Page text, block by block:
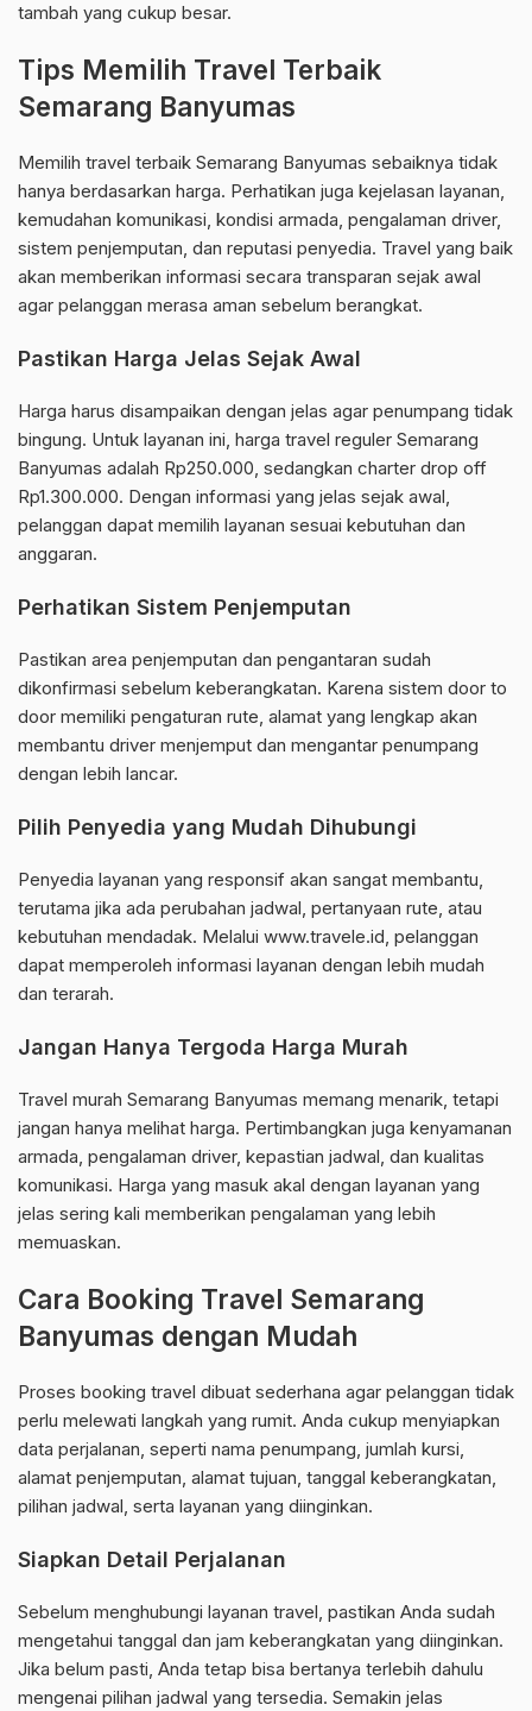
tambah yang cukup besar.
Tips Memilih Travel Terbaik
Semarang Banyumas
Memilih travel terbaik Semarang Banyumas sebaiknya tidak
hanya berdasarkan harga. Perhatikan juga kejelasan layanan,
kemudahan komunikasi, kondisi armada, pengalaman driver,
sistem penjemputan, dan reputasi penyedia. Travel yang baik
akan memberikan informasi secara transparan sejak awal
agar pelanggan merasa aman sebelum berangkat.
Pastikan Harga Jelas Sejak Awal
Harga harus disampaikan dengan jelas agar penumpang tidak
bingung. Untuk layanan ini, harga travel reguler Semarang
Banyumas adalah Rp250.000, sedangkan charter drop off
Rp1.300.000. Dengan informasi yang jelas sejak awal,
pelanggan dapat memilih layanan sesuai kebutuhan dan
anggaran.
Perhatikan Sistem Penjemputan
Pastikan area penjemputan dan pengantaran sudah
dikonfirmasi sebelum keberangkatan. Karena sistem door to
door memiliki pengaturan rute, alamat yang lengkap akan
membantu driver menjemput dan mengantar penumpang
dengan lebih lancar.
Pilih Penyedia yang Mudah Dihubungi
Penyedia layanan yang responsif akan sangat membantu,
terutama jika ada perubahan jadwal, pertanyaan rute, atau
kebutuhan mendadak. Melalui www.travele.id, pelanggan
dapat memperoleh informasi layanan dengan lebih mudah
dan terarah.
Jangan Hanya Tergoda Harga Murah
Travel murah Semarang Banyumas memang menarik, tetapi
jangan hanya melihat harga. Pertimbangkan juga kenyamanan
armada, pengalaman driver, kepastian jadwal, dan kualitas
komunikasi. Harga yang masuk akal dengan layanan yang
jelas sering kali memberikan pengalaman yang lebih
memuaskan.
Cara Booking Travel Semarang
Banyumas dengan Mudah
Proses booking travel dibuat sederhana agar pelanggan tidak
perlu melewati langkah yang rumit. Anda cukup menyiapkan
data perjalanan, seperti nama penumpang, jumlah kursi,
alamat penjemputan, alamat tujuan, tanggal keberangkatan,
pilihan jadwal, serta layanan yang diinginkan.
Siapkan Detail Perjalanan
Sebelum menghubungi layanan travel, pastikan Anda sudah
mengetahui tanggal dan jam keberangkatan yang diinginkan.
Jika belum pasti, Anda tetap bisa bertanya terlebih dahulu
mengenai pilihan jadwal yang tersedia. Semakin jelas